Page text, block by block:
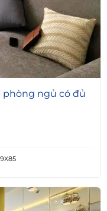
phòng ngủ có đủ